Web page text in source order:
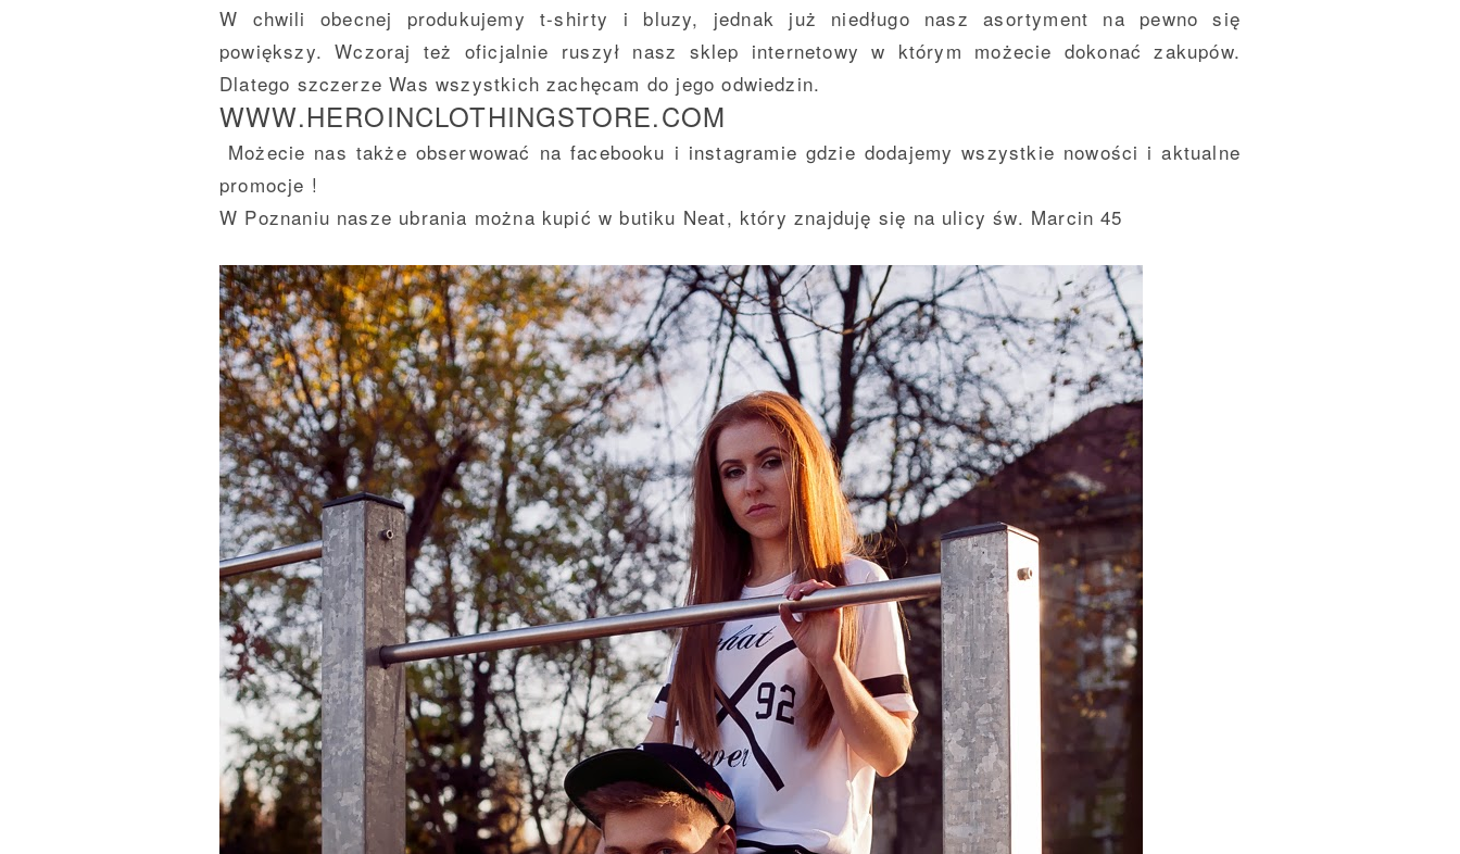
W chwili obecnej produkujemy t-shirty i bluzy, jednak już niedługo nasz asortyment na pewno się
powiększy. Wczoraj też oficjalnie ruszył nasz sklep internetowy w którym możecie dokonać zakupów.
Dlatego szczerze Was wszystkich zachęcam do jego odwiedzin.
WWW.HEROINCLOTHINGSTORE.COM
Możecie nas także obserwować na facebooku i instagramie gdzie dodajemy wszystkie nowości i aktualne
promocje !
W Poznaniu nasze ubrania można kupić w butiku Neat, który znajduję się na ulicy św. Marcin 45